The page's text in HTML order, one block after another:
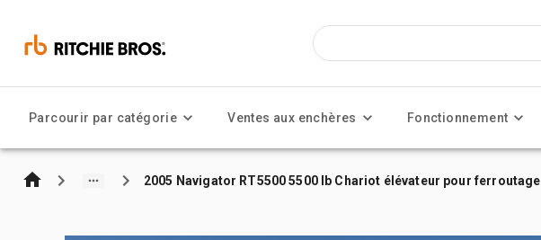
Parcourir par catégorie Ventes aux enchères Fonctionnement
2005 Navigator RT5500 5500 lb Chariot élévateur pour ferroutage